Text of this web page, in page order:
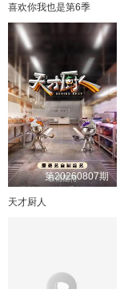
喜欢你我也是第6季
第20260807期
天才厨人